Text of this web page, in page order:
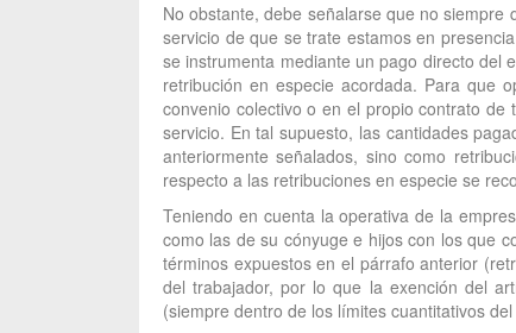
No obstante, debe señalarse que no
servicio de que se trate estamos en
se instrumenta mediante un pago directo del
retribución en especie acordada. Para que
convenio colectivo o en el propio contrato
servicio. En tal supuesto, las cantidades
anteriormente señalados, sino como
respecto a las retribuciones en especie se
Teniendo en cuenta la operativa de la
como las de su cónyuge e hijos con los que
términos expuestos en el párrafo anterior
del trabajador, por lo que la exención del
(siempre dentro de los límites cuantitativos